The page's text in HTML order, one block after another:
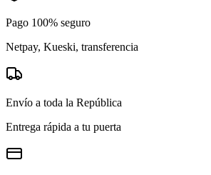
Pago 100% seguro
Netpay, Kueski, transferencia
Envío a toda la República
Entrega rápida a tu puerta